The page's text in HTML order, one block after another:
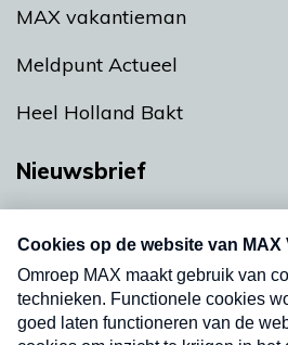
MAX vakantieman
Meldpunt Actueel
Heel Holland Bakt
Nieuwsbrief
nieuwsbrief. Elke vrijdag- en
uw mailbox.